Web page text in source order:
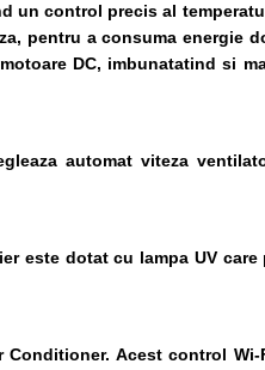
un control precis al
pentru a consuma energie
DC, imbunatatind si
automat viteza
este dotat cu lampa UV care
Acest control